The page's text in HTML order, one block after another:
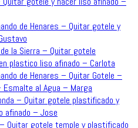
de Henares – Quitar gotele y
la Sierra – Quitar gotele
plastico liso afinado – Carlota
de Henares – Quitar Gotele –
al Agua – Marga
– Quitar gotele plastificado y
afinado – Jose
Quitar gotele temple y plastificado